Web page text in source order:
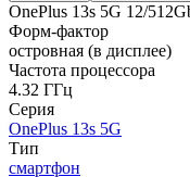
OnePlus 13s 5G 12/
Форм-фактор
островная (в дисплее)
Частота процессора
4.32 ГГц
Серия
OnePlus 13s 5G
Тип
смартфон